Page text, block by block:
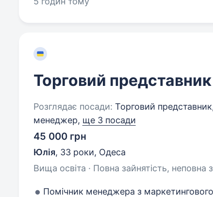
Торговий представник
Розглядає посади: Торговий
менеджер, ще 3 посади
45 000 грн
Юлія, 33 роки, Одеса
Вища освіта · Повна зайнятість, неповна
Помічник менеджера з